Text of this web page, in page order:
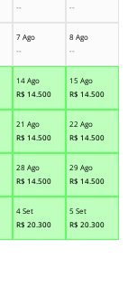
--
--
7 Ago
--
8 Ago
--
14 Ago
R$ 14.500
15 Ago
R$ 14.500
21 Ago
R$ 14.500
22 Ago
R$ 14.500
28 Ago
R$ 14.500
29 Ago
R$ 14.500
4 Set
R$ 20.300
5 Set
R$ 20.300